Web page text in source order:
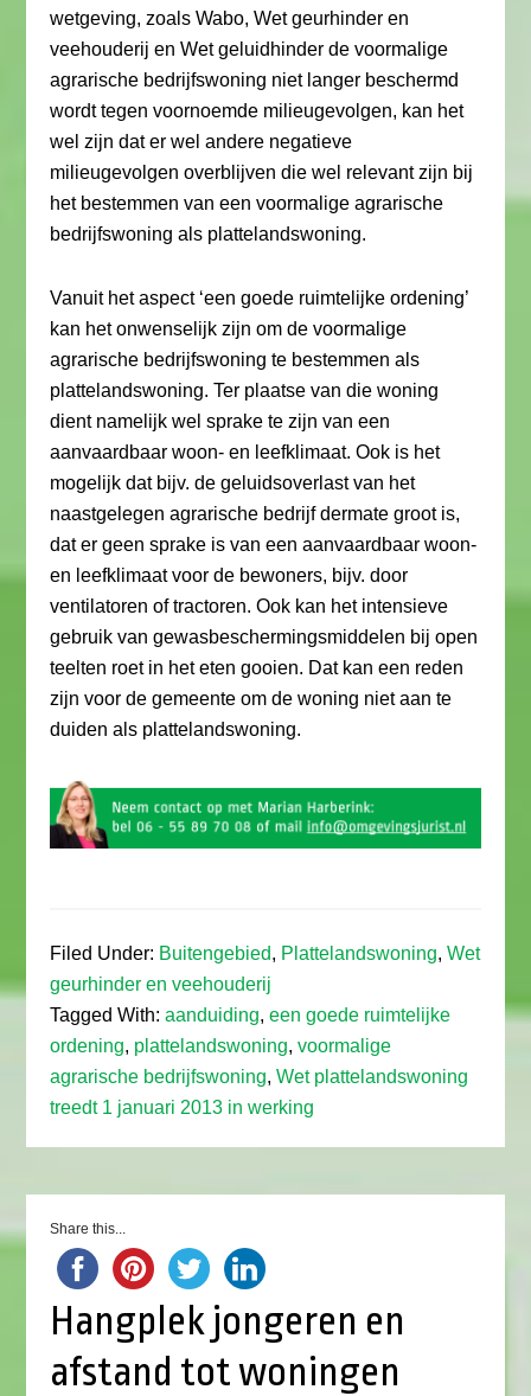
wetgeving, zoals Wabo, Wet geurhinder en
veehouderij en Wet geluidhinder de voormalige
agrarische bedrijfswoning niet langer beschermd
wordt tegen voornoemde milieugevolgen, kan het
wel zijn dat er wel andere negatieve
milieugevolgen overblijven die wel relevant zijn bij
het bestemmen van een voormalige agrarische
bedrijfswoning als plattelandswoning.
Vanuit het aspect ‘een goede ruimtelijke ordening’
kan het onwenselijk zijn om de voormalige
agrarische bedrijfswoning te bestemmen als
plattelandswoning. Ter plaatse van die woning
dient namelijk wel sprake te zijn van een
aanvaardbaar woon- en leefklimaat. Ook is het
mogelijk dat bijv. de geluidsoverlast van het
naastgelegen agrarische bedrijf dermate groot is,
dat er geen sprake is van een aanvaardbaar woon-
en leefklimaat voor de bewoners, bijv. door
ventilatoren of tractoren. Ook kan het intensieve
gebruik van gewasbeschermingsmiddelen bij open
teelten roet in het eten gooien. Dat kan een reden
zijn voor de gemeente om de woning niet aan te
duiden als plattelandswoning.
Filed Under: Buitengebied, Plattelandswoning,Wet
geurhinder en veehouderij
Tagged With:aanduiding,een goede ruimtelijke
ordening, plattelandswoning,voormalige
agrarische bedrijfswoning,Wet plattelandswoning
treedt 1 januari 2013 in werking
Share this...
Hangplek jongeren en
afstand tot woningen